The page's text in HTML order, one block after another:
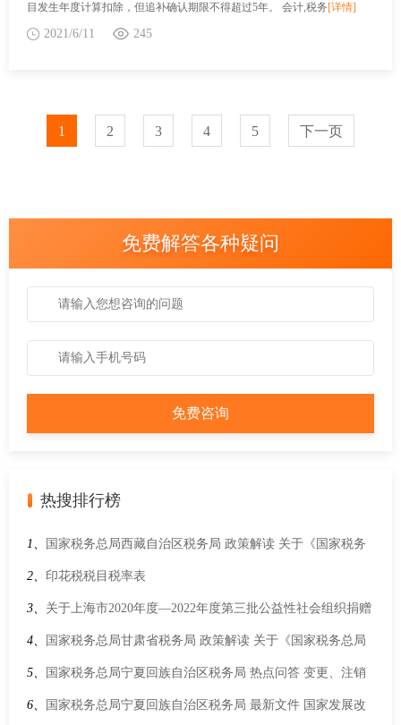
目发生年度计算扣除，但追补确认期限不得超过5年。 会计,税务[详情]
2021/6/11 245
1 2 3 4 5 下一页
免费解答各种疑问
热搜排行榜
1、 国家税务总局西藏自治区税务局 政策解读 关于《国家税务
总局关于调整消费税纳税申报表有关事项的公告》的解读
2、 印花税税目税率表
3、 关于上海市2020年度—2022年度第三批公益性社会组织捐赠
税前扣除资格名单的公告
4、 国家税务总局甘肃省税务局 政策解读 关于《国家税务总局
关于优化企业所得税年度纳税申报表的公告》的解读
5、 国家税务总局宁夏回族自治区税务局 热点问答 变更、注销
税务登记时是否应办理发票缴销手续？
6、 国家税务总局宁夏回族自治区税务局 最新文件 国家发展改